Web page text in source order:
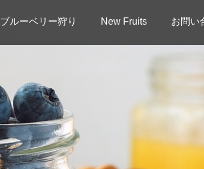
ブルーベリー狩り New Fruits お問い